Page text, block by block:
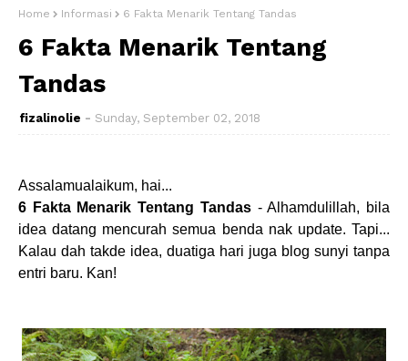
Home Informasi 6 Fakta Menarik Tentang Tandas
6 Fakta Menarik Tentang
Tandas
fizalinolie Sunday, September 02, 2018
Assalamualaikum, hai...
6 Fakta Menarik Tentang Tandas- Alhamdulillah, bila
idea datang mencurah semua benda nak update. Tapi...
Kalau dah takde idea, duatiga hari juga blog sunyi tanpa
entri baru. Kan!